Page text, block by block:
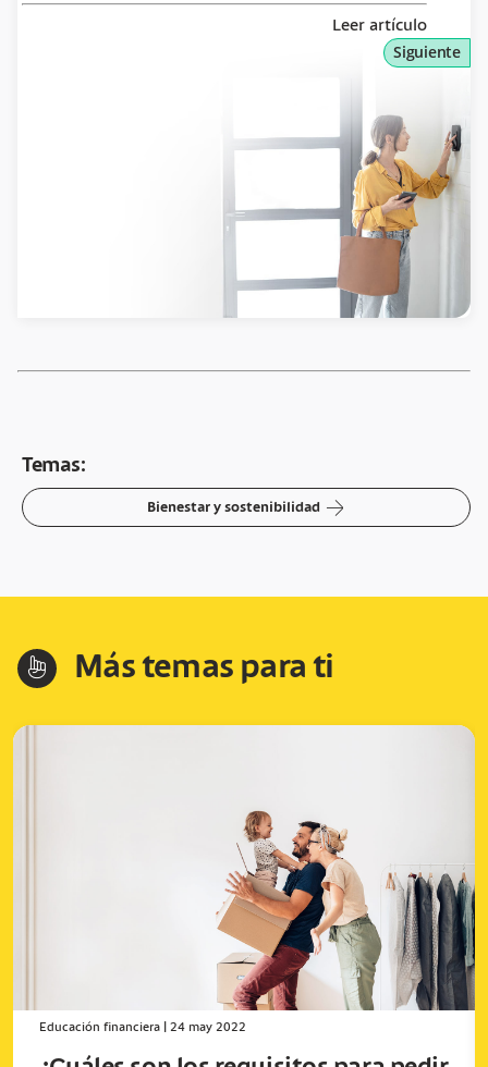
Siguiente
Leer artículo
Temas:
Bienestar y sostenibilidad arrow-right
hand-index Más temas para ti
Educación financiera 24 may 2022